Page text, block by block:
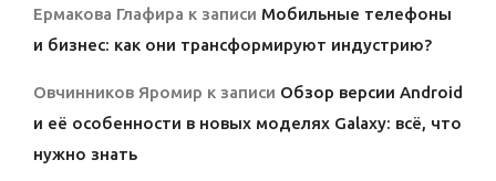
Ермакова Глафира к записи Мобильные телефоны
и бизнес: как они трансформируют индустрию?
Овчинников Яромир к записи Обзор версии Android
и её особенности в новых моделях Galaxy: всё, что
нужно знать